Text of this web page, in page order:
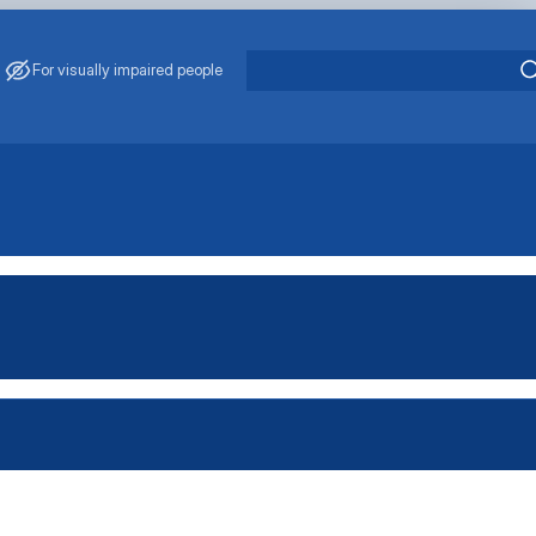
For visually impaired people